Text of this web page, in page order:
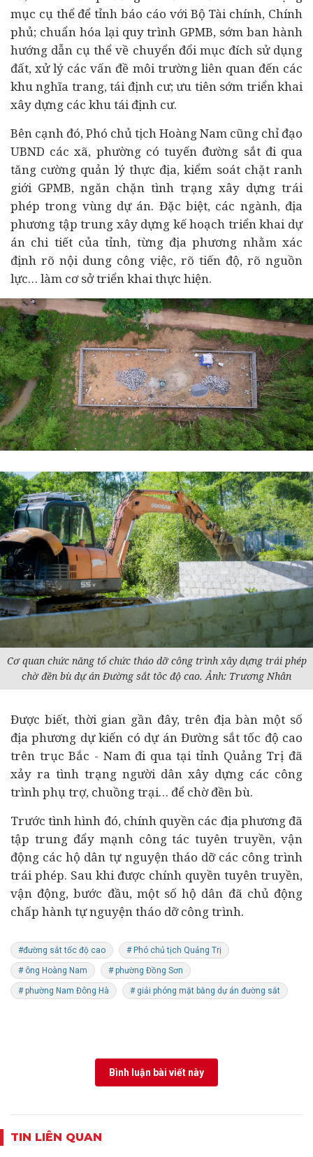
mục cụ thể để tỉnh báo cáo với Bộ Tài chính, Chính
phủ; chuẩn hóa lại quy trình GPMB, sớm ban hành
hướng dẫn cụ thể về chuyển đổi mục đích sử dụng
đất, xử lý các vấn đề môi trường liên quan đến các
khu nghĩa trang, tái định cư; ưu tiên sớm triển khai
xây dựng các khu tái định cư.
Bên cạnh đó, Phó chủ tịch Hoàng Nam cũng chỉ đạo
UBND các xã, phường có tuyến đường sắt đi qua
tăng cường quản lý thực địa, kiểm soát chặt ranh
giới GPMB, ngăn chặn tình trạng xây dựng trái
phép trong vùng dự án. Đặc biệt, các ngành, địa
phương tập trung xây dựng kế hoạch triển khai dự
án chi tiết của tỉnh, từng địa phương nhằm xác
định rõ nội dung công việc, rõ tiến độ, rõ nguồn
lực… làm cơ sở triển khai thực hiện.
Cơ quan chức năng tổ chức tháo dỡ công trình xây dựng trái phép
chờ đền bù dự án Đường sắt tôc độ cao. Ảnh: Trương Nhân
Được biết, thời gian gần đây, trên địa bàn một số
địa phương dự kiến có dự án Đường sắt tốc độ cao
trên trục Bắc - Nam đi qua tại tỉnh Quảng Trị đã
xảy ra tình trạng người dân xây dựng các công
trình phụ trợ, chuồng trại… để chờ đền bù.
Trước tình hình đó, chính quyền các địa phương đã
tập trung đẩy mạnh công tác tuyên truyền, vận
động các hộ dân tự nguyện tháo dỡ các công trình
trái phép. Sau khi được chính quyền tuyên truyền,
vận động, bước đầu, một số hộ dân đã chủ động
chấp hành tự nguyện tháo dỡ công trình.
#đường sắt tốc độ cao # Phó chủ tịch Quảng Trị
# ông Hoàng Nam # phường Đồng Sơn
# phường Nam Đông Hà # giải phóng mặt bằng dự án đường sắt
Bình luận bài viết này
TIN LIÊN QUAN